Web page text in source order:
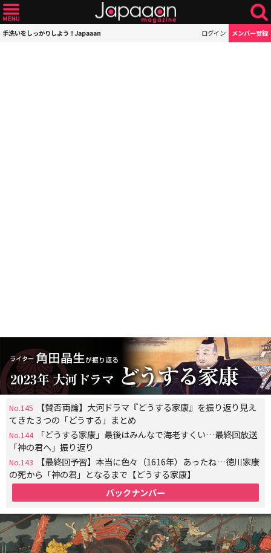
手洗いをしっかりしよう！Japaaan ログイン メンバー登録
No.145
【賛否両論】大河ドラマ『どうする家康』を振り返り見え
てきた３つの「どうする」まとめ
No.144
「どうする家康」最後はみんなで海老すくい…最終回放送
「神の君へ」振り返り
No.143
【最終回予習】本当に色々（1616年）あったね…徳川家康
の死から「神の君」となるまで【どうする家康】
バックナンバー